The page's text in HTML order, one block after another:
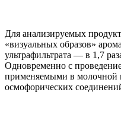
Для анализируемых
«визуальных образов»
ультрафильтрата — в 1,7
Одновременно с
применяемыми в молочной
осмофорических